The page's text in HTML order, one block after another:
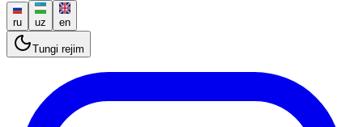
ru uz en
Tungi rejim